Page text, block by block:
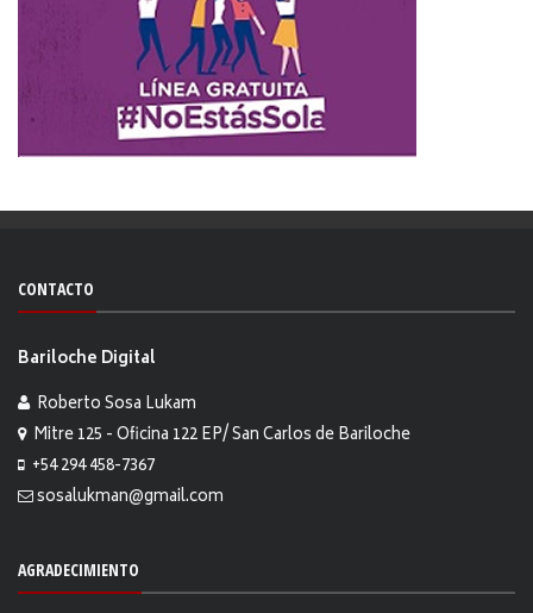
CONTACTO
Bariloche Digital
Roberto Sosa Lukam
Mitre 125 - Oficina 122 EP/ San Carlos de Bariloche
+54 294 458-7367
sosalukman@gmail.com
AGRADECIMIENTO